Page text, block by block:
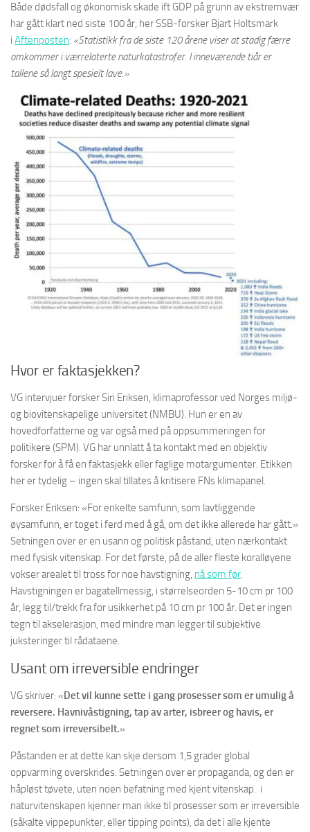
Både dødsfall og økonomisk skade ift GDP på grunn av ekstremvær
har gått klart ned siste 100 år, her SSB-forsker Bjart Holtsmark
i Aftenposten: «Statistikk fra de siste 120 årene viser at stadig færre
omkommer i værrelaterte naturkatastrofer. I inneværende tiår er
tallene så langt spesielt lave.»
Hvor er faktasjekken?
VG intervjuer forsker Siri Eriksen, klimaprofessor ved Norges miljø-
og biovitenskapelige universitet (NMBU). Hun er en av
hovedforfatterne og var også med på oppsummeringen for
politikere (SPM). VG har unnlatt å ta kontakt med en objektiv
forsker for å få en faktasjekk eller faglige motargumenter. Etikken
her er tydelig – ingen skal tillates å kritisere FNs klimapanel.
Forsker Eriksen: «For enkelte samfunn, som lavtliggende
øysamfunn, er toget i ferd med å gå, om det ikke allerede har gått.»
Setningen over er en usann og politisk påstand, uten nærkontakt
med fysisk vitenskap. For det første, på de aller fleste koralløyene
vokser arealet til tross for noe havstigning, nå som før.
Havstigningen er bagatellmessig, i størrelseorden 5-10 cm pr 100
år, legg til/trekk fra for usikkerhet på 10 cm pr 100 år. Det er ingen
tegn til akselerasjon, med mindre man legger til subjektive
juksteringer til rådataene.
Usant om irreversible endringer
VG skriver: «Det vil kunne sette i gang prosesser som er umulig å
reversere. Havnivåstigning, tap av arter, isbreer og havis, er
regnet som irreversibelt.»
Påstanden er at dette kan skje dersom 1,5 grader global
oppvarming overskrides. Setningen over er propaganda, og den er
håpløst tøvete, uten noen befatning med kjent vitenskap. i
naturvitenskapen kjenner man ikke til prosesser som er irreversible
(såkalte vippepunkter, eller tipping points), da det i alle kjente